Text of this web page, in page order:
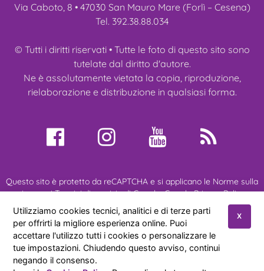
Via Caboto, 8 • 47030 San Mauro Mare (Forlì – Cesena)
Tel. 392.38.88.034
© Tutti i diritti riservati • Tutte le foto di questo sito sono
tutelate dal diritto d'autore.
Ne è assolutamente vietata la copia, riproduzione,
rielaborazione e distribuzione in qualsiasi forma.
Questo sito è protetto da reCAPTCHA e si applicano le Norme sulla
privacy e i Termini di servizio di Google:Google Privacy Policy•
Chi Siamo Miei Ragdoll Gatti Ragdoll
Cuccioli
Manifestazioni
Novità Referenze Contatti
Utilizziamo cookies tecnici, analitici e di terze parti
per offrirti la migliore esperienza online. Puoi
accettare l'utilizzo tutti i cookies o personalizzare le
tue impostazioni. Chiudendo questo avviso, continui
negando il consenso.
X